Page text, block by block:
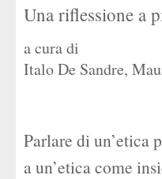
Una riflessione a
a cura di
Italo De Sandre,
Parlare di un’etica
a un’etica come